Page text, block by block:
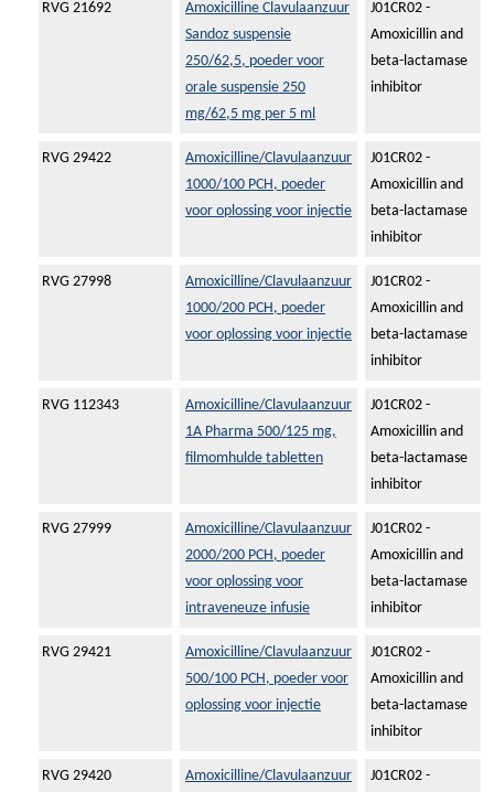
RVG 21692
Amoxicilline Clavulaanzuur
Sandoz suspensie
250/62,5, poeder voor
orale suspensie 250
mg/62,5 mg per 5 ml
J01CR02 -
Amoxicillin and
beta-lactamase
inhibitor
RVG 29422
Amoxicilline/Clavulaanzuur
1000/100 PCH, poeder
voor oplossing voor injectie
J01CR02 -
Amoxicillin and
beta-lactamase
inhibitor
RVG 27998
Amoxicilline/Clavulaanzuur
1000/200 PCH, poeder
voor oplossing voor injectie
J01CR02 -
Amoxicillin and
beta-lactamase
inhibitor
RVG 112343
Amoxicilline/Clavulaanzuur
1A Pharma 500/125 mg,
filmomhulde tabletten
J01CR02 -
Amoxicillin and
beta-lactamase
inhibitor
RVG 27999
Amoxicilline/Clavulaanzuur
2000/200 PCH, poeder
voor oplossing voor
intraveneuze infusie
J01CR02 -
Amoxicillin and
beta-lactamase
inhibitor
RVG 29421
Amoxicilline/Clavulaanzuur
500/100 PCH, poeder voor
oplossing voor injectie
J01CR02 -
Amoxicillin and
beta-lactamase
inhibitor
RVG 29420
Amoxicilline/Clavulaanzuur
J01CR02 -